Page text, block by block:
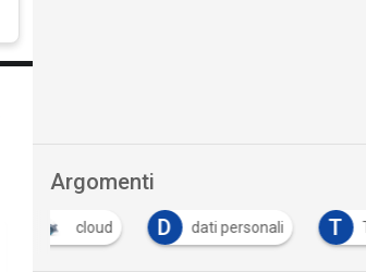
Argomenti
cloud D dati personali T